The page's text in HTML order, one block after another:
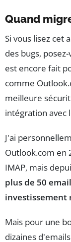
Quand
Si vous lisez cet
des bugs,
est encore fait
comme
meilleure
intégration avec
J'ai
Outlook.com en
IMAP, mais
plus de 50
investissement
Mais pour une
dizaines